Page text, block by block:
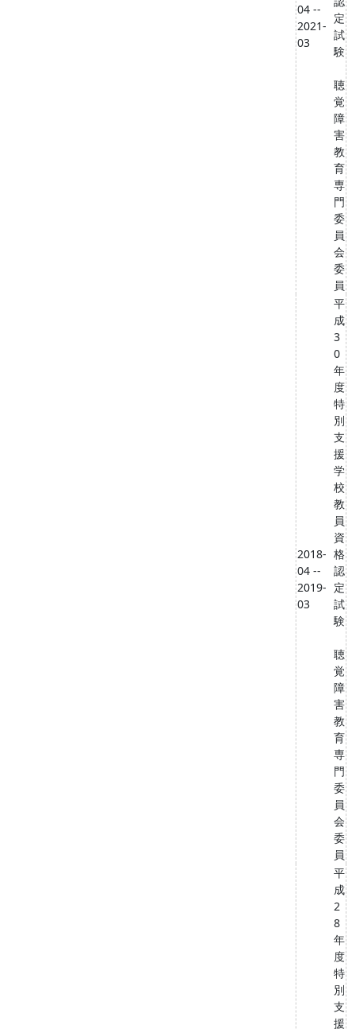
04 --
2021-
03
定
試
験
聴
覚
障
害
教
育
専
門
委
員
会
委
員
2018-
04 --
2019-
03
平
成
3
0
年
度
特
別
支
援
学
校
教
員
資
格
認
定
試
験
聴
覚
障
害
教
育
専
門
委
員
会
委
員
平
成
2
8
年
度
特
別
支
援